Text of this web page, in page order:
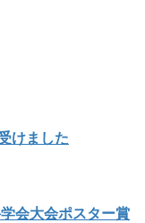
けました
会大会ポスター賞